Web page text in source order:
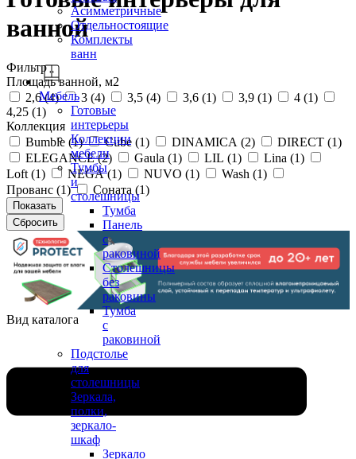
Асимметричные
Отдельностоящие
Комплекты
ванн
Мебель
Готовые
интерьеры
Коллекции
мебели
Тумбы
и
столешницы
Тумба
Панель
с
раковиной
Столешницы
без
раковины
Тумба
с
раковиной
Подстолье
для
столешницы
Зеркала,
полки,
зеркало-
шкаф
Зеркало
ванной
Фильтр
Площадь ванной, м2
2,6 (4) 3 (4) 3,5 (4) 3,6 (1) 3,9 (1) 4 (1)
4,25 (1)
Коллекция
Bumble (1) Cube (1) DINAMICA (2) DIRECT (1)
ELEGANCE (2) Gaula (1) LIL (1) Lina (1)
Loft (1) NEGA (1) NUVO (1) Wash (1)
Прованс (1) Соната (1)
Вид каталога